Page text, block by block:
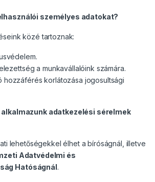
személyes adatokat?
közé tartoznak:
a munkavállalóink számára.
hozzáférés korlátozása jogosultsági
adatkezelési sérelmek
lehetőségekkel élhet a bíróságnál, illetve
Adatvédelmi és
Hatóságnál.